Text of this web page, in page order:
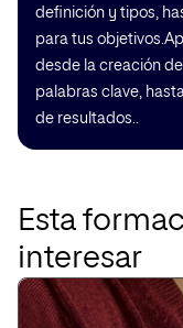
definición y tipos,
para tus
desde la creación
palabras clave,
de resultados..
Esta
interesar